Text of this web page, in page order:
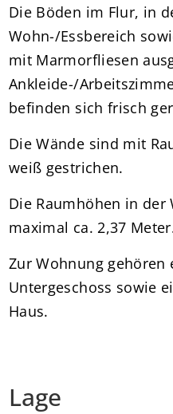
Die Böden im Flur, in
Wohn-/Essbereich
mit Marmorfliesen
Ankleide-/
befinden sich frisch
Die Wände sind mit
weiß gestrichen.
Die Raumhöhen in der
maximal ca. 2,37
Zur Wohnung
Untergeschoss sowie
Haus.
Lage